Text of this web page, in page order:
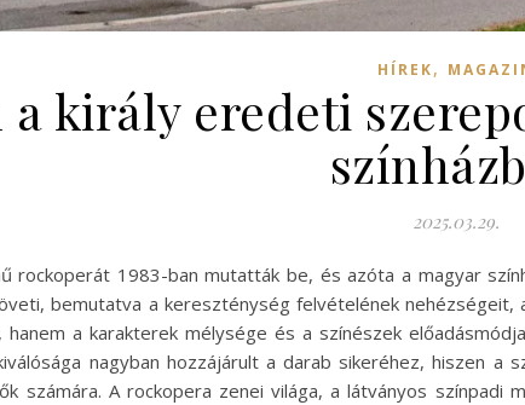
HÍREK,
király eredeti
2025.03.29.
rockoperát 1983-ban mutatták be, és azóta a magyar
bemutatva a kereszténység felvételének nehézségeit,
a karakterek mélysége és a színészek
nagyban hozzájárult a darab sikeréhez, hiszen a
számára. A rockopera zenei világa, a látványos színpadi